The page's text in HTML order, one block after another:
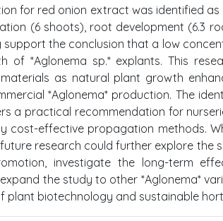
for red onion extract was identified as
(6 shoots), root development (6.3
the conclusion that a low
*Aglonema sp.* explants. This
as natural plant growth
*Aglonema* production. The
a practical recommendation for
cost-effective propagation methods.
research could further explore the
investigate the long-term
the study to other *Aglonema*
biotechnology and sustainable